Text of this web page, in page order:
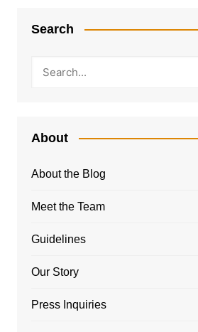
Search
About
About the Blog
Meet the Team
Guidelines
Our Story
Press Inquiries